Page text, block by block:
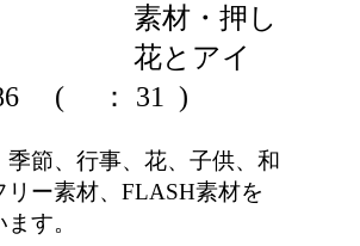
素材・押し
花とアイ
( ： 31 )
季節、行事、花、子供、和
リー素材、FLASH素材を
ます。